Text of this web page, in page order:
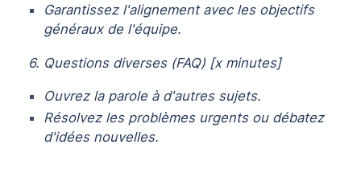
Garantissez l'alignement avec les objectifs
généraux de l'équipe.
6. Questions diverses (FAQ) [x minutes]
Ouvrez la parole à d'autres sujets.
Résolvez les problèmes urgents ou débatez
d'idées nouvelles.